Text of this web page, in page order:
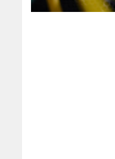
fragen & hilfe